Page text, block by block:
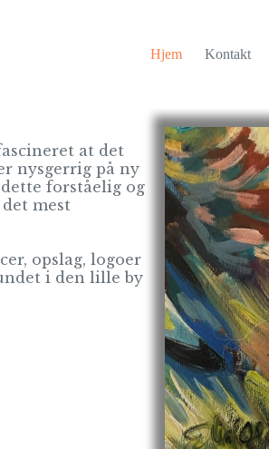
Hjem Kontakt
at det
nysgerrig på ny
forståelig og
mest
opslag, logoer
i den lille by